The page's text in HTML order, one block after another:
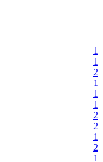
1
1
2
1
1
1
2
2
1
2
1